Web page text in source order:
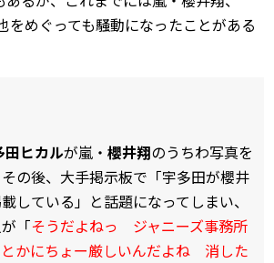
をめぐっても騒動になったことがある
田ヒカルが嵐・ 櫻井翔のうちわ写真を
の後、大手掲示板で「宇多田が櫻井
している」と話題になってしまい、
「そうだよねっ ジャニーズ事務所
かにちょー厳しいんだよね 消した